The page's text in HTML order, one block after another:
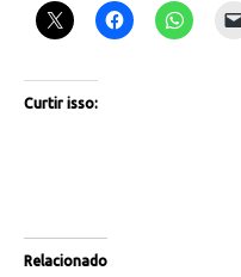
Curtir isso:
Relacionado